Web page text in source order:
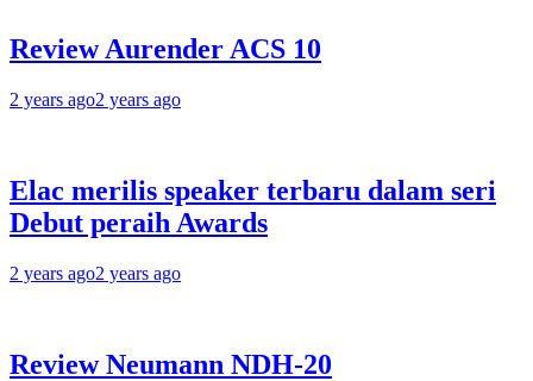
Review Aurender ACS 10
2 years ago2 years ago
Elac merilis speaker terbaru dalam seri
Debut peraih Awards
2 years ago2 years ago
Review Neumann NDH-20